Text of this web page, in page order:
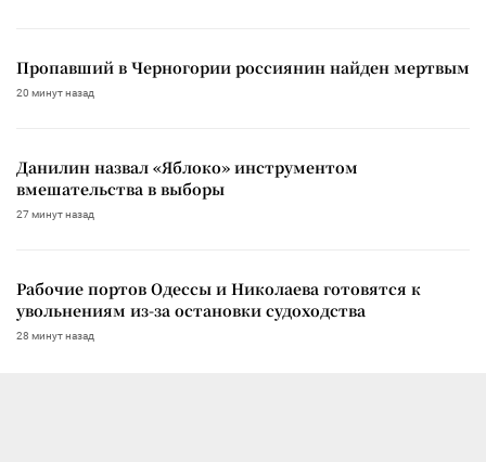
Пропавший в Черногории россиянин найден мертвым
20 минут назад
Данилин назвал «Яблоко» инструментом
вмешательства в выборы
27 минут назад
Рабочие портов Одессы и Николаева готовятся к
увольнениям из-за остановки судоходства
28 минут назад